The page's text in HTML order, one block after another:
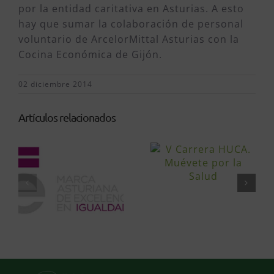
por la entidad caritativa en Asturias. A esto
hay que sumar la colaboración de personal
voluntario de ArcelorMittal Asturias con la
Cocina Económica de Gijón.
02 diciembre 2014
Artículos relacionados